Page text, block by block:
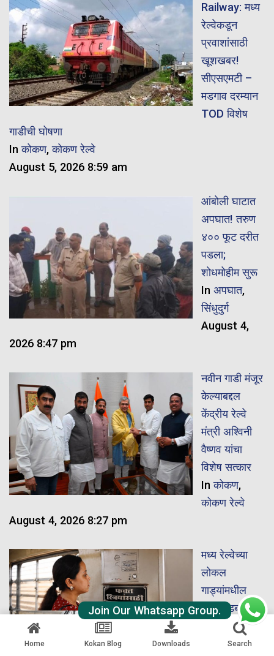
Railway: मध्य
रेल्वेकडून
प्रवाशांसाठी
खूशखबर!
सीएसएमटी –
मडगाव दरम्यान
TOD विशेष
गाडीची घोषणा
Inकोकण,कोकण रेल्वे
August 5, 2026 8:59 am
आंबोली घाटात
अपघात! तरुण
४०० फूट दरीत
पडला;
शोधमोहीम सुरू
In अपघात,
सिंधुदुर्ग
August 4,
2026 8:47 pm
नवीन गाडी मंजूर
केल्याबद्दल
केंद्रीय रेल्वे
मंत्री अश्विनी
वैष्णव यांचा
विशेष सत्कार
Inकोकण,
कोकण रेल्वे
August 4, 2026 8:27 pm
मध्य रेल्वेच्या
लोकल
गाड्यांमधील
महिला डब्यांत
‘आपत्कालीन
टॉकबॅक
Home Kokan Blog Downloads Search
Join Our Whatsapp Group.